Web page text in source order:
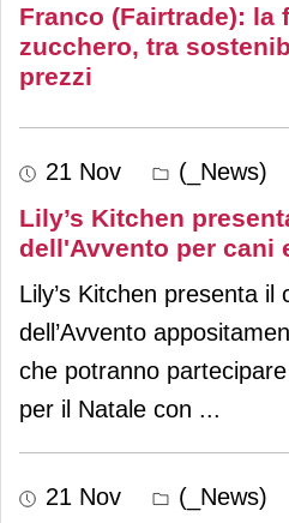
Franco (Fairtrade): la
zucchero, tra
prezzi
21 Nov (_News)
Lily’s Kitchen
dell'Avvento per cani
Lily’s Kitchen presenta il
dell’Avvento
che potranno
per il Natale con ...
21 Nov (_News)